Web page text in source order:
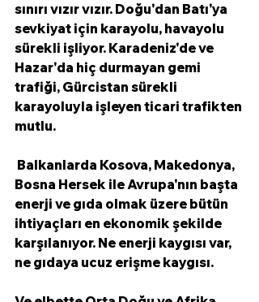
sınırı vızır vızır. Doğu'dan Batı'ya
sevkiyat için karayolu, havayolu
sürekli işliyor. Karadeniz'de ve
Hazar'da hiç durmayan gemi
trafiği, Gürcistan sürekli
karayoluyla işleyen ticari trafikten
mutlu.
Bosna Hersek ile Avrupa'nın başta
enerji ve gıda olmak üzere bütün
ihtiyaçları en ekonomik şekilde
karşılanıyor. Ne enerji kaygısı var,
ne gıdaya ucuz erişme kaygısı.